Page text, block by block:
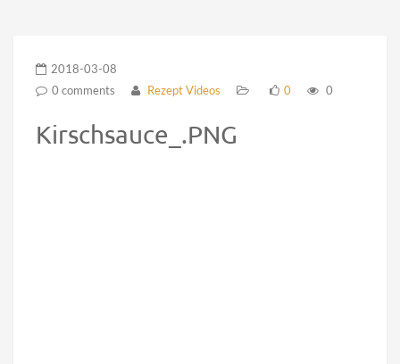
2018-03-08
0 comments
Rezept Videos 0 0
Kirschsauce_.PNG